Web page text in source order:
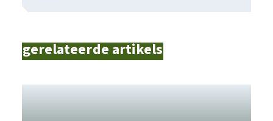
gerelateerde artikels